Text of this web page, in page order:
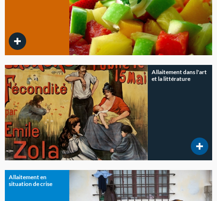
Allaitement dans l'art
et la littérature
Allaitement en
situation de crise